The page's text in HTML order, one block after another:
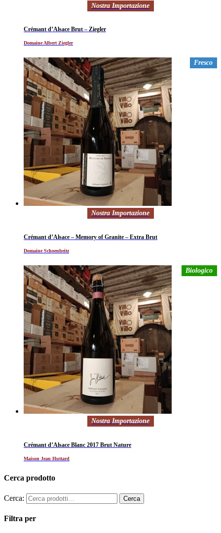
Nostra Importazione
Crémant d’Alsace Brut – Ziegler
Domaine Albert Ziegler
Fresco
Nostra Importazione
Crémant d’Alsace – Memory of Granite – Extra Brut
Domaine Schoenheitz
Biologico
Nostra Importazione
Crémant d’Alsace Blanc 2017 Brut Nature
Maison Jean Huttard
Cerca prodotto
Cerca:
Filtra per